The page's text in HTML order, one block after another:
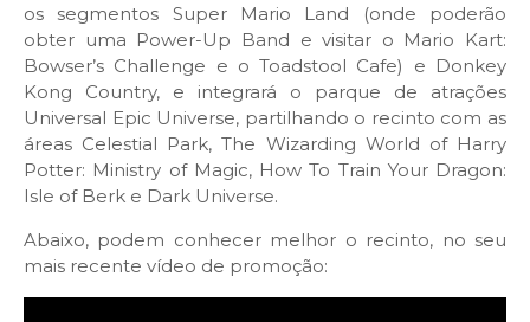
os segmentos Super Mario Land (onde poderão
obter uma Power-Up Band e visitar o Mario Kart:
Bowser’s Challenge e o Toadstool Cafe) e Donkey
Kong Country, e integrará o parque de atrações
Universal Epic Universe, partilhando o recinto com as
áreas Celestial Park, The Wizarding World of Harry
Potter: Ministry of Magic, How To Train Your Dragon:
Isle of Berk e Dark Universe.
Abaixo, podem conhecer melhor o recinto, no seu
mais recente vídeo de promoção: